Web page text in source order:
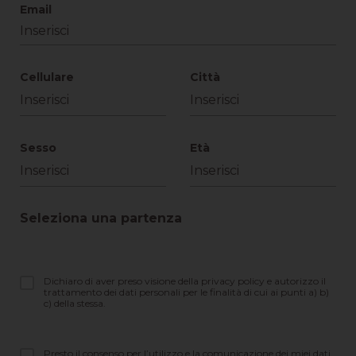
Email
Cellulare Città
Sesso Età
Seleziona una partenza
Dichiaro di aver preso visione della privacy policy e autorizzo il
trattamento dei dati personali per le finalità di cui ai punti a) b)
c) della stessa.
Presto il consenso per l’utilizzo e la comunicazione dei miei dati